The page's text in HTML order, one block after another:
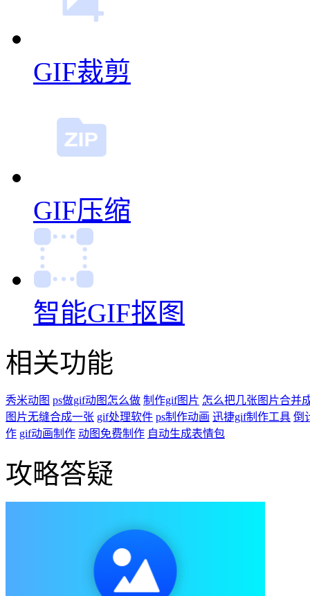
GIF裁剪
GIF压缩
智能GIF抠图
相关功能
秀米动图 ps做gif动图怎么做 制作gif图片 怎么把几张图片合并
图片无缝合成一张 gif处理软件 ps制作动画 迅捷gif制作工具 倒
作 gif动画制作 动图免费制作 自动生成表情包
攻略答疑